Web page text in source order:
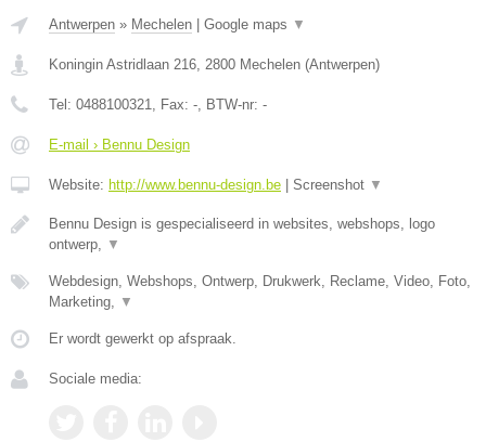
Antwerpen » Mechelen Google maps ▼
Koningin Astridlaan 216, 2800 Mechelen (Antwerpen)
Tel: 0488100321, Fax: -, BTW-nr: -
E-mail › Bennu Design
Website: http://www.bennu-design.be Screenshot ▼
Bennu Design is gespecialiseerd in websites, webshops, logo
ontwerp, ▼
Webdesign, Webshops, Ontwerp, Drukwerk, Reclame, Video, Foto,
Marketing, ▼
Er wordt gewerkt op afspraak.
Sociale media: